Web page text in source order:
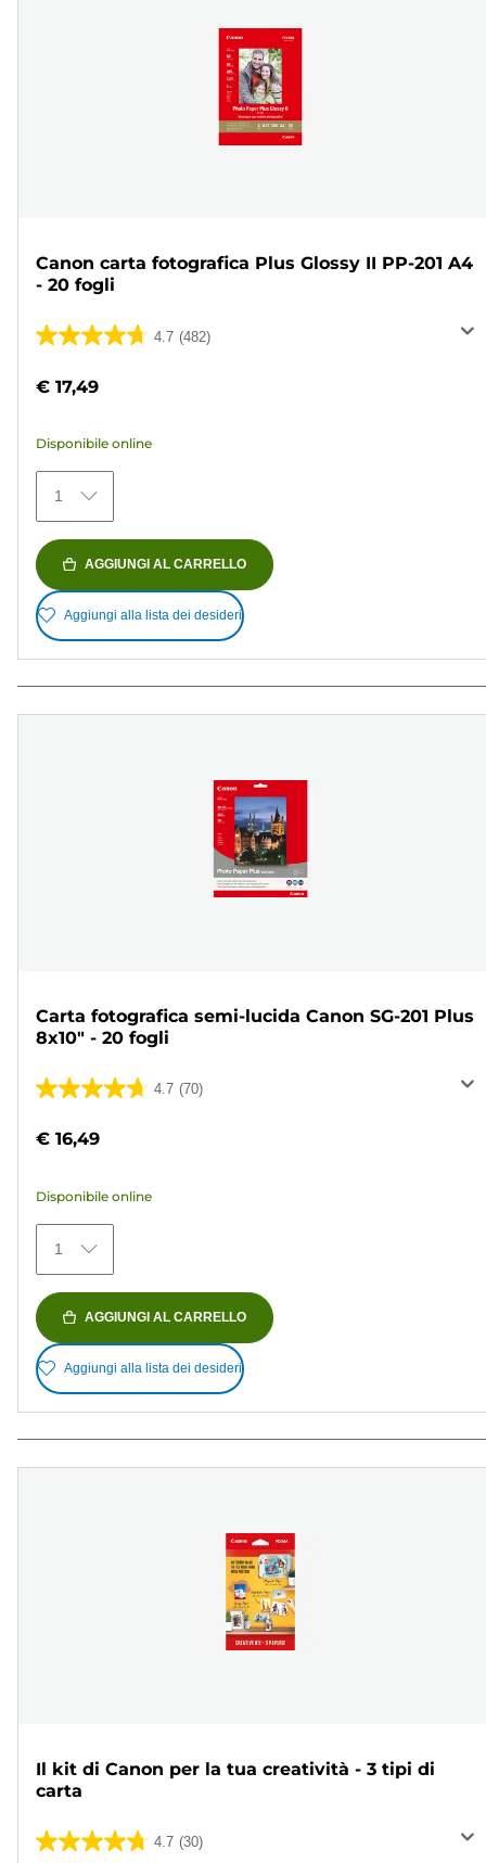
Canon carta fotografica Plus Glossy II PP-201 A4
- 20 fogli
4.7 (482)
4.7
5
482
recensioni
€ 17,49
Disponibile online
1
AGGIUNGI AL CARRELLO
Aggiungi alla lista dei desideri
Carta fotografica semi-lucida Canon SG-201 Plus
8x10" - 20 fogli
4.7 (70)
4.7
5
70
recensioni
€ 16,49
Disponibile online
1
AGGIUNGI AL CARRELLO
Aggiungi alla lista dei desideri
Il kit di Canon per la tua creatività - 3 tipi di
carta
4.7 (30)
4.7